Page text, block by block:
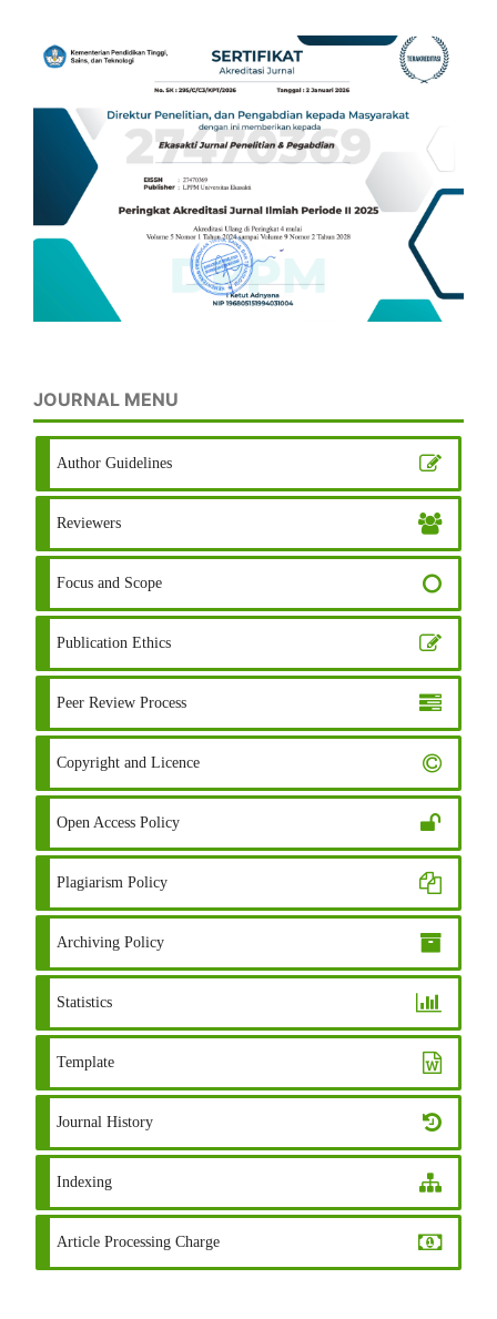
JOURNAL MENU
Author Guidelines
Reviewers
Focus and Scope
Publication Ethics
Peer Review Process
Copyright and Licence
Open Access Policy
Plagiarism Policy
Archiving Policy
Statistics
Template
Journal History
Indexing
Article Processing Charge